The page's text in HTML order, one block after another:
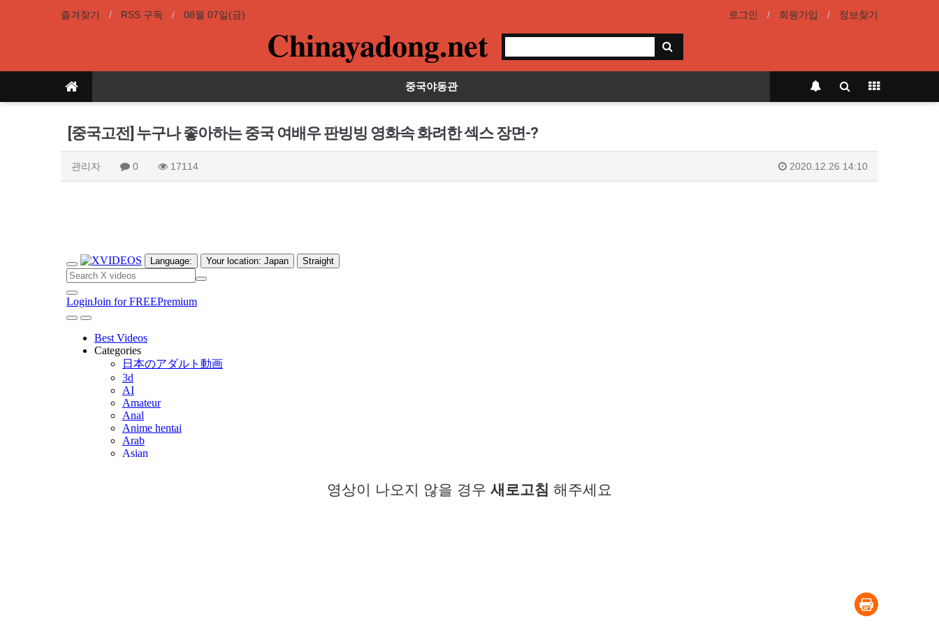
즐겨찾기 RSS 구독 08월 07일(금) 로그인 회원가입 정보찾기
Chinayadong.net
중국야동관
[중국고전] 누구나 좋아하는 중국 여배우 판빙빙 영화속 화려한 섹스 장면-?
관리자 0 17114 2020.12.26 14:10
영상이 나오지 않을 경우 새로고침 해주세요